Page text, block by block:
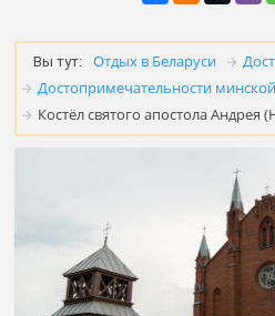
Вы тут: Отдых в Беларуси
Достопримечательности
Костёл святого апостола Андрея